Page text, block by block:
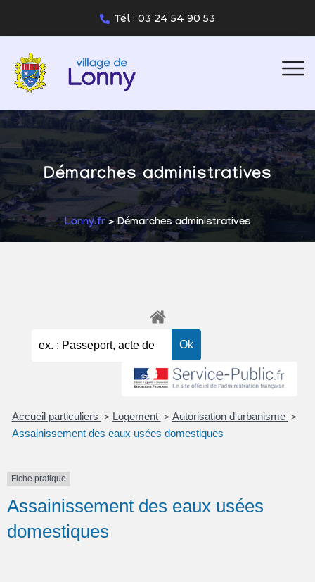
Tél : 03 24 54 90 53
Démarches administratives
Lonny.fr> Démarches administratives
Accueil particuliers > Logement > Autorisation d'urbanisme >
Assainissement des eaux usées domestiques
Fiche pratique
Assainissement des eaux usées
domestiques